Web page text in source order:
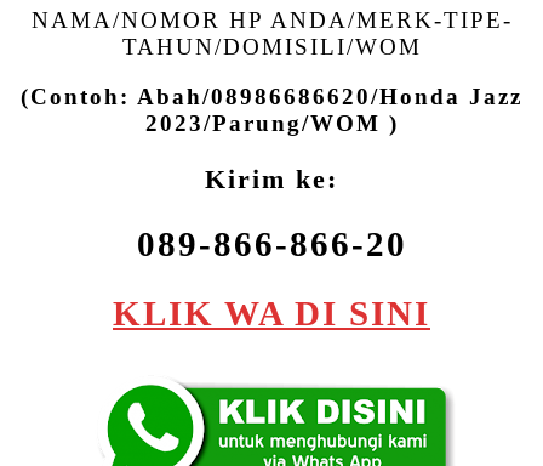
NAMA/NOMOR HP ANDA/MERK-TIPE-
TAHUN/DOMISILI/WOM
(Contoh: Abah/08986686620/Honda Jazz
2023/Parung/WOM )
Kirim ke:
089-866-866-20
KLIK WA DI SINI